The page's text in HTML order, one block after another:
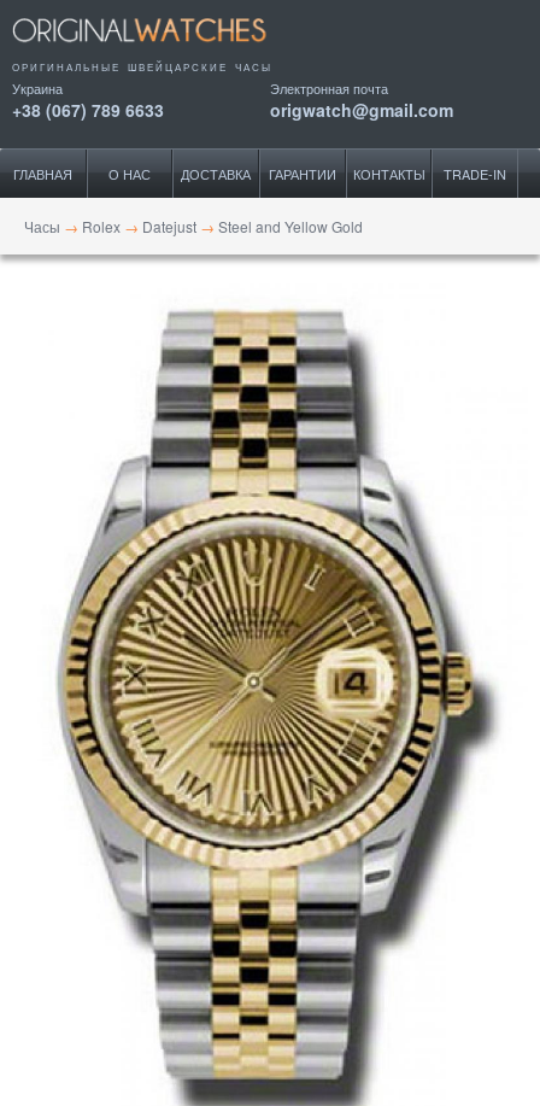
ОРИГИНАЛЬНЫЕ ШВЕЙЦАРСКИЕ ЧАСЫ
Украина
+38 (067) 789 6633
Электронная почта
origwatch@gmail.com
ГЛАВНАЯ О НАС ДОСТАВКА ГАРАНТИИ КОНТАКТЫ TRADE-IN
Часы → Rolex → Datejust → Steel and Yellow Gold